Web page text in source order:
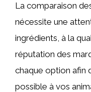
La comparaison
nécessite une
ingrédients, à la
réputation des
chaque option afin
possible à vos